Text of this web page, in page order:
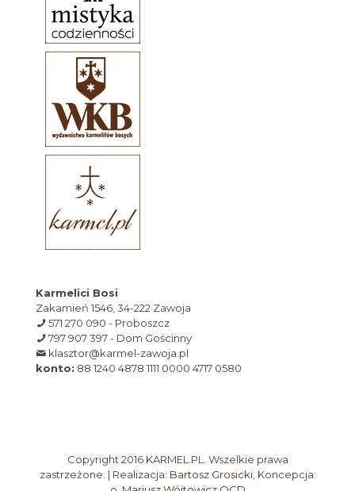
Karmelici Bosi
Zakamień 1546, 34-222 Zawoja
571 270 090 - Proboszcz
797 907 397 - Dom Gościnny
klasztor@karmel-zawoja.pl
konto: 88 1240 4878 1111 0000 4717 0580
Copyright 2016 KARMEL.PL. Wszelkie prawa
zastrzeżone. | Realizacja: Bartosz Grosicki, Koncepcja: